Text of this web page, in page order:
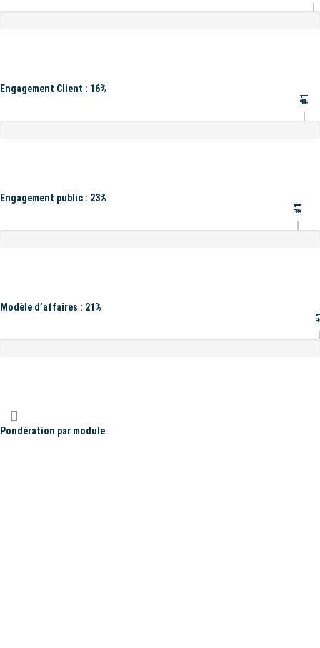
Engagement Client : 16%
#1
Engagement public : 23%
#1
Modèle d’affaires : 21%
Pondération par module